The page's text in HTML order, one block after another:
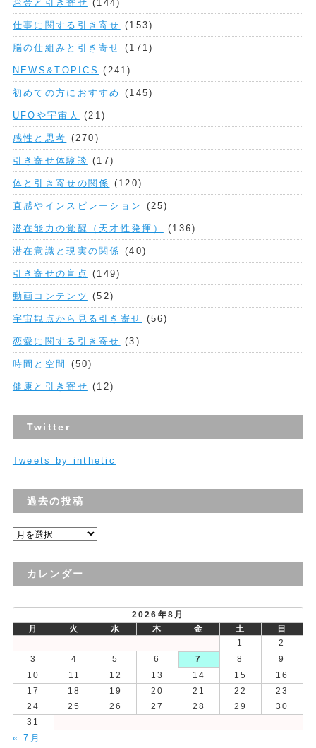
お金と引き寄せ (144)
仕事に関する引き寄せ (153)
脳の仕組みと引き寄せ (171)
NEWS&TOPICS (241)
初めての方におすすめ (145)
UFOや宇宙人 (21)
感性と思考 (270)
引き寄せ体験談 (17)
体と引き寄せの関係 (120)
直感やインスピレーション (25)
潜在能力の覚醒（天才性発揮） (136)
潜在意識と現実の関係 (40)
引き寄せの盲点 (149)
動画コンテンツ (52)
宇宙観点から見る引き寄せ (56)
恋愛に関する引き寄せ (3)
時間と空間 (50)
健康と引き寄せ (12)
Twitter
Tweets by inthetic
過去の投稿
過
の
カレンダー
2026年8月
月
火 水 木 金 土
日
1
2
3
4 5 6 7 8
9
10
11 12 13 14 15
16
17
18 19 20 21 22
23
24
25 26 27 28 29
30
31
« 7月